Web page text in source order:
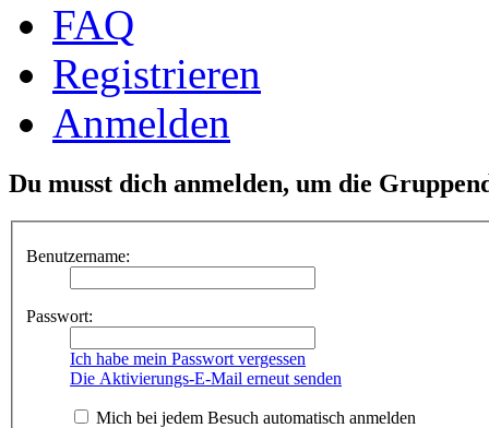
FAQ
Registrieren
Anmelden
Du musst dich anmelden, um die
Benutzername:
Passwort:
Ich habe mein Passwort vergessen
Die Aktivierungs-E-Mail erneut senden
Mich bei jedem Besuch automatisch anmelden